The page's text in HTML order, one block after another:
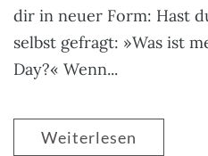
dir in neuer Form: Hast
selbst gefragt: »Was ist
Day?« Wenn...
Weiterlesen